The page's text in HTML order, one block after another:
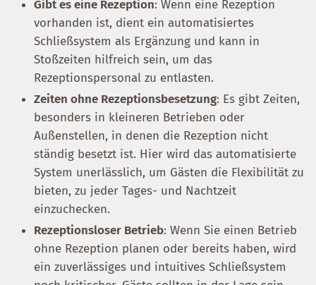
Gibt es eine Rezeption: Wenn eine Rezeption
vorhanden ist, dient ein automatisiertes
Schließsystem als Ergänzung und kann in
Stoßzeiten hilfreich sein, um das
Rezeptionspersonal zu entlasten.
Zeiten ohne Rezeptionsbesetzung: Es gibt Zeiten,
besonders in kleineren Betrieben oder
Außenstellen, in denen die Rezeption nicht
ständig besetzt ist. Hier wird das automatisierte
System unerlässlich, um Gästen die Flexibilität zu
bieten, zu jeder Tages- und Nachtzeit
einzuchecken.
Rezeptionsloser Betrieb: Wenn Sie einen Betrieb
ohne Rezeption planen oder bereits haben, wird
ein zuverlässiges und intuitives Schließsystem